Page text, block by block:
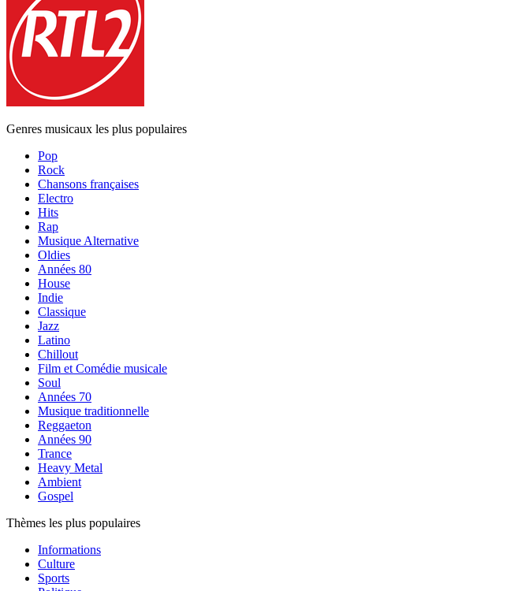
Genres musicaux les plus populaires
Pop
Rock
Chansons françaises
Electro
Hits
Rap
Musique Alternative
Oldies
Années 80
House
Indie
Classique
Jazz
Latino
Chillout
Film et Comédie musicale
Soul
Années 70
Musique traditionnelle
Reggaeton
Années 90
Trance
Heavy Metal
Ambient
Gospel
Thèmes les plus populaires
Informations
Culture
Sports